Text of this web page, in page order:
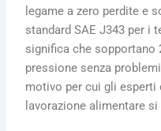
legame a zero perdite e
standard SAE J343 per i
significa che sopportano
pressione senza
motivo per cui gli esperti
lavorazione alimentare